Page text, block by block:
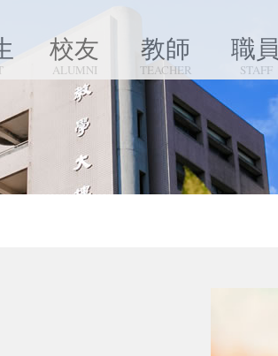
校友
ALUMNI
教師
TEACHER
職員
STAFF